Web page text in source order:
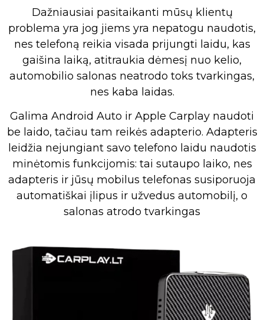
Dažniausiai pasitaikanti mūsų klientų
problema yra jog jiems yra nepatogu naudotis,
nes telefoną reikia visada prijungti laidu, kas
gaišina laiką, atitraukia dėmesį nuo kelio,
automobilio salonas neatrodo toks tvarkingas,
nes kaba laidas.
Galima Android Auto ir Apple Carplay naudoti
be laido, tačiau tam reikės adapterio. Adapteris
leidžia nejungiant savo telefono laidu naudotis
minėtomis funkcijomis: tai sutaupo laiko, nes
adapteris ir jūsų mobilus telefonas susiporuoja
automatiškai įlipus ir užvedus automobilį, o
salonas atrodo tvarkingas